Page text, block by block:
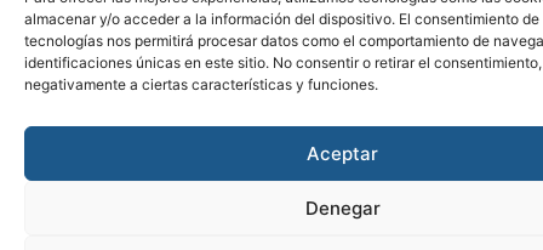
almacenar y/o acceder a la información del dispositivo. El consentimiento de
tecnologías nos permitirá procesar datos como el comportamiento de
identificaciones únicas en este sitio. No consentir o retirar el
negativamente a ciertas características y funciones.
Aceptar
Denegar